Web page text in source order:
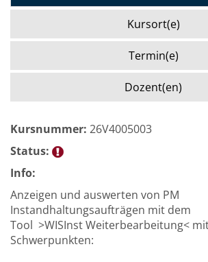
Kursort(e)
Termin(e)
Dozent(en)
Kursnummer: 26V4005003
Status:
Info:
Anzeigen und auswerten von PM
Instandhaltungsaufträgen mit dem
Tool >WISInst Weiterbearbeitung<
Schwerpunkten: